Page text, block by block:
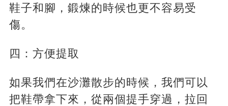
鞋子和腳，鍛煉的時候也更不容易受
傷。
四：方便提取
如果我們在沙灘散步的時候，我們可以
把鞋帶拿下來，從兩個提手穿過，拉回